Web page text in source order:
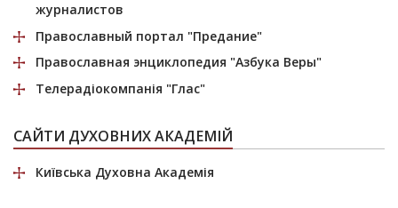
журналистов
Православный портал "Предание"
Православная энциклопедия "Азбука Веры"
Телерадіокомпанія "Глас"
САЙТИ ДУХОВНИХ АКАДЕМІЙ
Київська Духовна Академія